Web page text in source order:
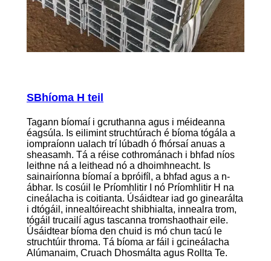
SBhíoma H teil
Tagann bíomaí i gcruthanna agus i méideanna
éagsúla. Is eilimint struchtúrach é bíoma tógála a
iompraíonn ualach trí lúbadh ó fhórsaí anuas a
sheasamh. Tá a réise cothrománach i bhfad níos
leithne ná a leithead nó a dhoimhneacht. Is
sainairíonna bíomaí a bpróifíl, a bhfad agus a n-
ábhar. Is cosúil le Príomhlitir I nó Príomhlitir H na
cineálacha is coitianta. Úsáidtear iad go ginearálta
i dtógáil, innealtóireacht shibhialta, innealra trom,
tógáil trucailí agus tascanna tromshaothair eile.
Úsáidtear bíoma den chuid is mó chun tacú le
struchtúir throma. Tá bíoma ar fáil i gcineálacha
Alúmanaim, Cruach Dhosmálta agus Rollta Te.